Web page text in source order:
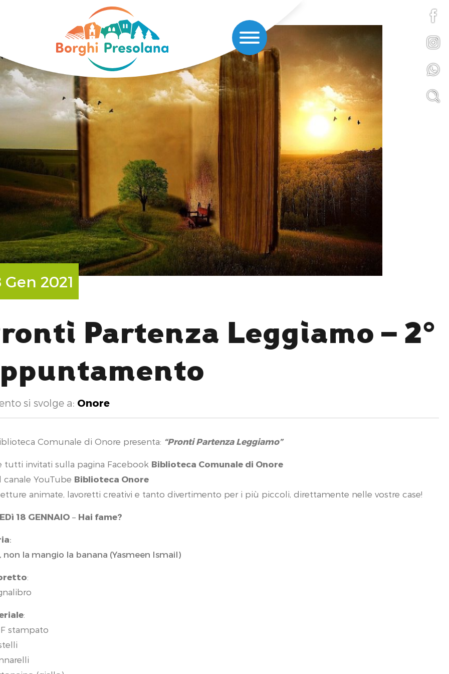
Gen 2021
Partenza Leggiamo – 2°
si svolge a: Onore
Comunale di Onore presenta: “Pronti Partenza Leggiamo”
tutti invitati sulla pagina Facebook Biblioteca Comunale di Onore
canale YouTube Biblioteca Onore
animate, lavoretti creativi e tanto divertimento per i più piccoli, direttamente nelle vostre case!
18 GENNAIO – Hai fame?
:
non la mangio la banana (Yasmeen Ismail)
:
:
stampato